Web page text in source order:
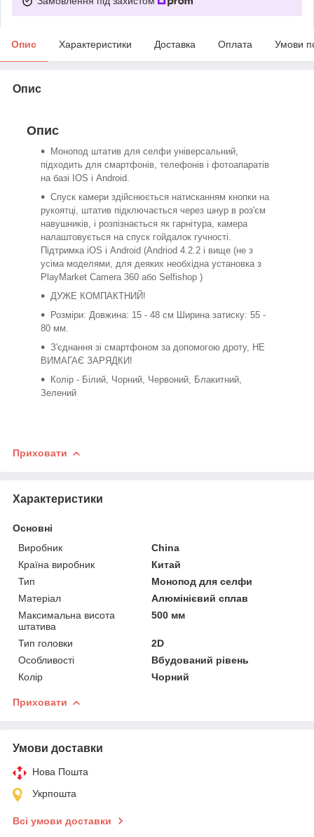
Опис Характеристики Доставка Оплата Умови
Опис
Опис
Монопод штатив для селфи універсальний,
підходить для смартфонів, телефонів і фотоапаратів
на базі IOS і Android.
Спуск камери здійснюється натисканням кнопки на
рукоятці, штатив підключається через шнур в роз'єм
навушників, і розпізнається як гарнітура, камера
налаштовується на спуск гойдалок гучності.
Підтримка iOS і Android (Andriod 4.2.2 і вище (не з
усіма моделями, для деяких необхідна установка з
PlayMarket Camera 360 або Selfishop )
ДУЖЕ КОМПАКТНИЙ!
Розміри: Довжина: 15 - 48 см Ширина затиску: 55 -
80 мм.
З'єднання зі смартфоном за допомогою дроту, НЕ
ВИМАГАЄ ЗАРЯДКИ!
Колір - Білий, Чорний, Червоний, Блакитний,
Зелений
Приховати
Характеристики
Основні
Виробник
China
Країна виробник
Китай
Тип
Монопод для селфи
Матеріал
Алюмінієвий сплав
Максимальна висота
штатива
500 мм
Тип головки
2D
Особливості
Вбудований рівень
Колір
Чорний
Приховати
Умови доставки
Нова Пошта
Укрпошта
Всі умови доставки